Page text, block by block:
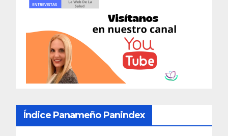
Índice Panameño Panindex